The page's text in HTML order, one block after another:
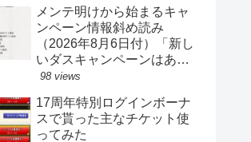
メンテ明けから始まるキャ
ンペーン情報斜め読み
（2026年8月6日付）「新し
いダスキャンペーンはあり
ません」
98 views
17周年特別ログインボーナ
スで貰った主なチケット使
ってみた